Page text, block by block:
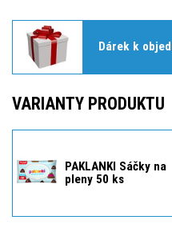
Dárek k
VARIANTY PRODUKTU
PAKLANKI Sáčky na
pleny 50 ks